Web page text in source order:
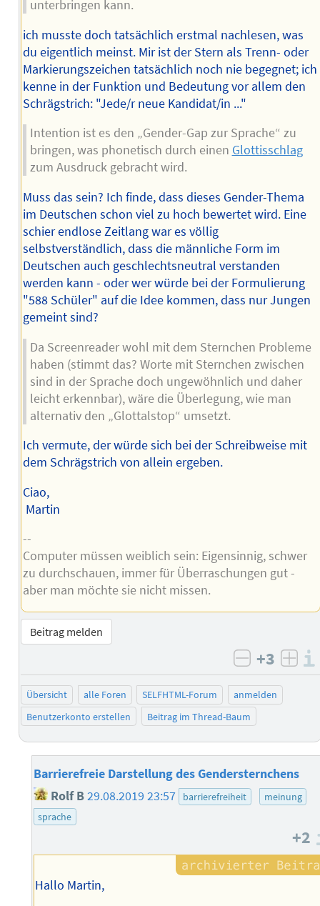
unterbringen kann.
ich musste doch tatsächlich erstmal nachlesen, was
du eigentlich meinst. Mir ist der Stern als Trenn- oder
Markierungszeichen tatsächlich noch nie begegnet; ich
kenne in der Funktion und Bedeutung vor allem den
Schrägstrich: "Jede/r neue Kandidat/in ..."
Intention ist es den „Gender-Gap zur Sprache“ zu
bringen, was phonetisch durch einen Glottisschlag
zum Ausdruck gebracht wird.
Muss das sein? Ich finde, dass dieses Gender-Thema
im Deutschen schon viel zu hoch bewertet wird. Eine
schier endlose Zeitlang war es völlig
selbstverständlich, dass die männliche Form im
Deutschen auch geschlechtsneutral verstanden
werden kann - oder wer würde bei der Formulierung
"588 Schüler" auf die Idee kommen, dass nur Jungen
gemeint sind?
Da Screenreader wohl mit dem Sternchen Probleme
haben (stimmt das? Worte mit Sternchen zwischen
sind in der Sprache doch ungewöhnlich und daher
leicht erkennbar), wäre die Überlegung, wie man
alternativ den „Glottalstop“ umsetzt.
Ich vermute, der würde sich bei der Schreibweise mit
dem Schrägstrich von allein ergeben.
Ciao,
Martin
--
Computer müssen weiblich sein: Eigensinnig, schwer
zu durchschauen, immer für Überraschungen gut -
aber man möchte sie nicht missen.
Beitrag melden
negativ
+3
Übersicht alle Foren SELFHTML-Forum
anmelden
Benutzerkonto erstellen
Beitrag im Thread-Baum
Barrierefreie Darstellung des Gendersternchens
Rolf B29.08.2019 23:57 barrierefreiheit
meinung
sprache
+2
Hallo Martin,